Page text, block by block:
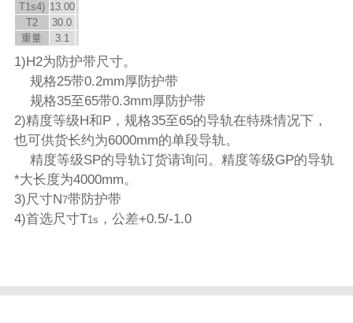
T1s4) 13.00
T2
30.0
重量
3.1
1)H2为防护带尺寸。
规格25带0.2mm厚防护带
规格35至65带0.3mm厚防护带
2)精度等级H和P，规格35至65的导轨在特殊情况下，
也可供货长约为6000mm的单段导轨。
精度等级SP的导轨订货请询问。精度等级GP的导轨
*大长度为4000mm。
3)尺寸N7带防护带
4)首选尺寸T1s ，公差+0.5/-1.0